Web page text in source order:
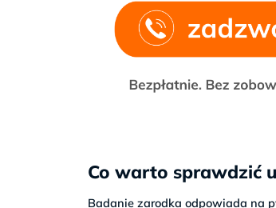
Co warto sprawdzić
Badanie zarodka odpowiada na